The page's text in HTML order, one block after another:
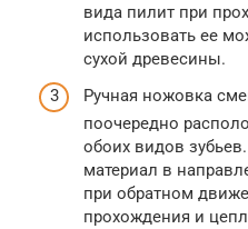
вида пилит при
использовать ее
сухой древесины.
Ручная ножовка
поочередно
обоих видов
материал в
при обратном
прохождения и